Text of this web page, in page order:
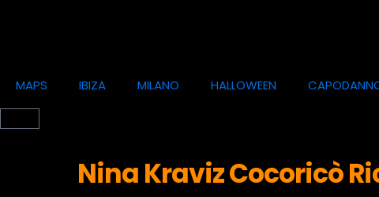
MAPS IBIZA MILANO HALLOWEEN
Nina Kraviz Cocoricò